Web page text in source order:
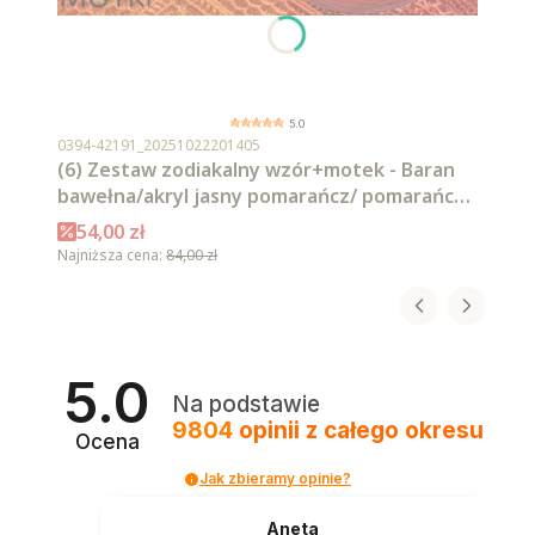
5.0
Kod produktu
0394-42191_20251022201405
(6) Zestaw zodiakalny wzór+motek - Baran
bawełna/akryl jasny pomarańcz/ pomarańcz/
intensywna czerwień/ czerwień/ burgund/
malaga
Cena promocyjna
54,00 zł
Najniższa cena: 84,00 zł
5.0
Ocena
Na podstawie
9804 opinii z całego okresu
Jak zbieramy opinie?
Aneta